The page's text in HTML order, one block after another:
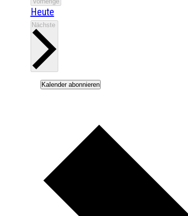
Heute
Nächste
Kalender abonnieren